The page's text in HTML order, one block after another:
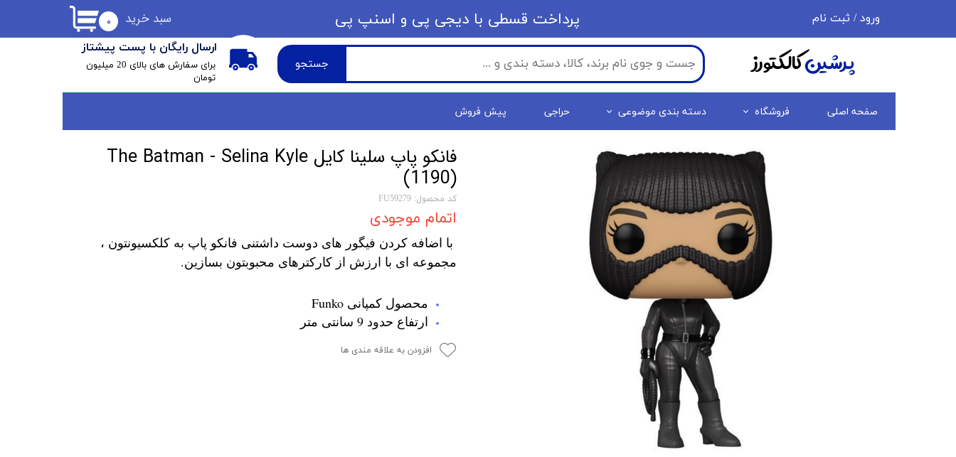
جستجو
ارسال رایگان با پست پیشتاز
​برای سفارش های بالای 20 میلیون
تومان
۰ سبد خرید ورود / ثبت نام
حساب کاربری من
تغییر گذر واژه
سفارشات
خروج از حساب کاربری
​​پرداخت قسطی با دیجی پی ​​​​​​​و اسنپ پی
صفحه اصلی فروشگاه دسته بندی موضوعی حراجی پیش فروش
پرشینکالکتورز
فانکو پاپ سلینا کایل The Batman - Selina Kyle
(1190)
کد محصول: FU59279
اتمام موجودی
با اضافه کردن فیگور های دوست داشتنی فانکو پاپ به کلکسیونتون ،
مجموعه ای با ارزش از کارکترهای محبوبتون بسازین.
محصول کمپانی Funko
ارتفاع حدود 9 سانتی متر
افزودن به علاقه مندی ها